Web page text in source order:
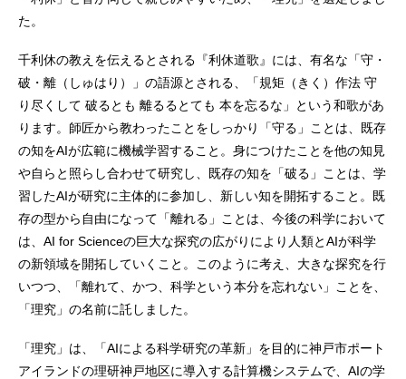
た。
千利休の教えを伝えるとされる『利休道歌』には、有名な「守・
破・離（しゅはり）」の語源とされる、「規矩（きく）作法 守
り尽くして 破るとも 離るるとても 本を忘るな」という和歌があ
ります。師匠から教わったことをしっかり「守る」ことは、既存
の知をAIが広範に機械学習すること。身につけたことを他の知見
や自らと照らし合わせて研究し、既存の知を「破る」ことは、学
習したAIが研究に主体的に参加し、新しい知を開拓すること。既
存の型から自由になって「離れる」ことは、今後の科学において
は、AI for Scienceの巨大な探究の広がりにより人類とAIが科学
の新領域を開拓していくこと。このように考え、大きな探究を行
いつつ、「離れて、かつ、科学という本分を忘れない」ことを、
「理究」の名前に託しました。
「理究」は、「AIによる科学研究の革新」を目的に神戸市ポート
アイランドの理研神戸地区に導入する計算機システムで、AIの学